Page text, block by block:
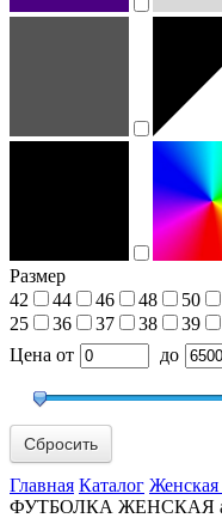
Размер
42
44 46 48 50
25
36 37 38 39
Цена от до
Сбросить
Главная Каталог Женская
ФУТБОЛКА ЖЕНСКАЯ